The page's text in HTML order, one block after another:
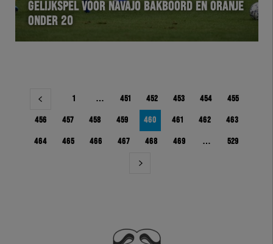
GELIJKSPEL VOOR NAVAJO BAKBOORD EN ORANJE
ONDER 20
Berichtnavigatie
1 … 451 452 453 454 455
456 457 458 459 460 461 462 463
464 465 466 467 468 469 … 529